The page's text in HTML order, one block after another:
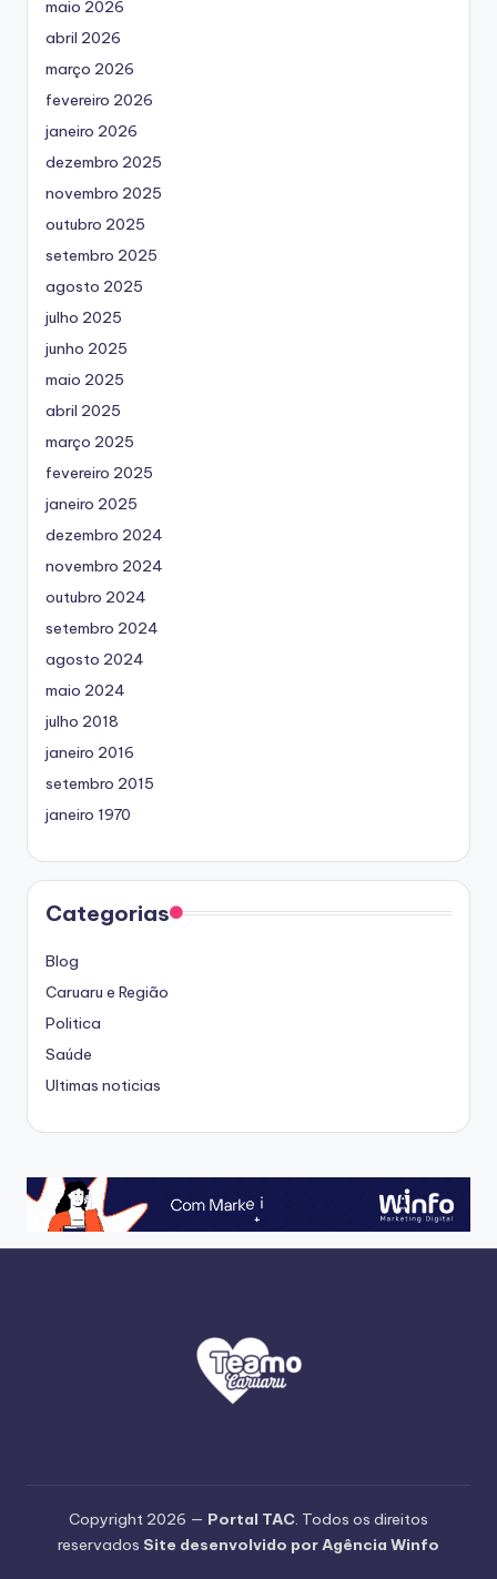
maio 2026
abril 2026
março 2026
fevereiro 2026
janeiro 2026
dezembro 2025
novembro 2025
outubro 2025
setembro 2025
agosto 2025
julho 2025
junho 2025
maio 2025
abril 2025
março 2025
fevereiro 2025
janeiro 2025
dezembro 2024
novembro 2024
outubro 2024
setembro 2024
agosto 2024
maio 2024
julho 2018
janeiro 2016
setembro 2015
janeiro 1970
Categorias
Blog
Caruaru e Região
Politica
Saúde
Ultimas noticias
Copyright 2026 — Portal TAC. Todos os direitos
reservados Site desenvolvido por Agência Winfo